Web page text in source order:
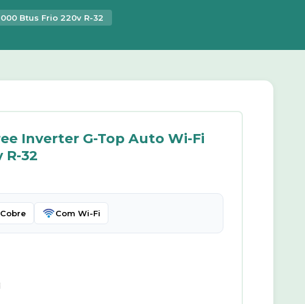
Btus Frio 220v R-32
Inverter G-Top Auto Wi-Fi
R-32
Cobre Com Wi-Fi